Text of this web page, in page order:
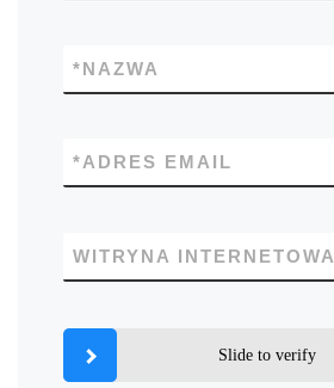
NAZWA
*
ADRES EMAIL
*
WITRYNA INTERNETOWA
Slide to verify